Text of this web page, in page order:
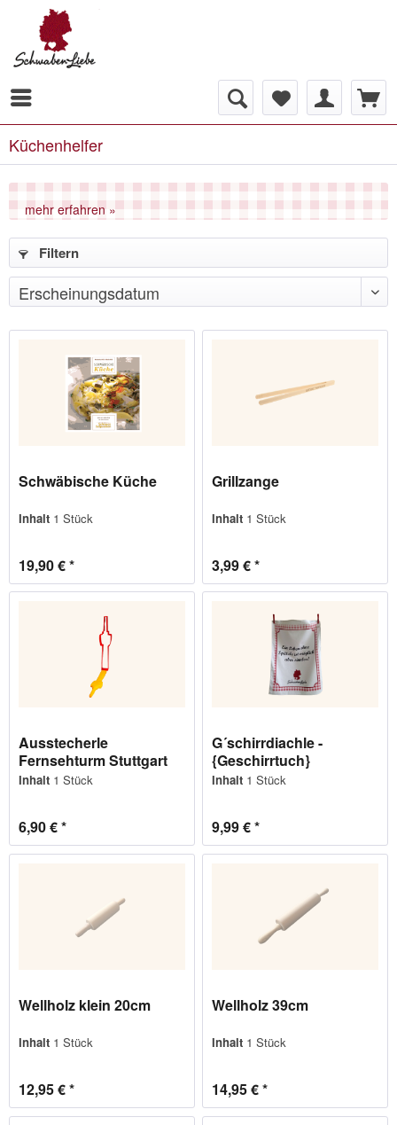
Küchenhelfer
mehr erfahren »
Filtern
Schwäbische Küche
Inhalt 1 Stück
19,90 € *
Grillzange
Inhalt 1 Stück
3,99 € *
Ausstecherle
Fernsehturm Stuttgart
Inhalt 1 Stück
6,90 € *
G´schirrdiachle -
{Geschirrtuch}
Inhalt 1 Stück
9,99 € *
Wellholz klein 20cm
Inhalt 1 Stück
12,95 € *
Wellholz 39cm
Inhalt 1 Stück
14,95 € *